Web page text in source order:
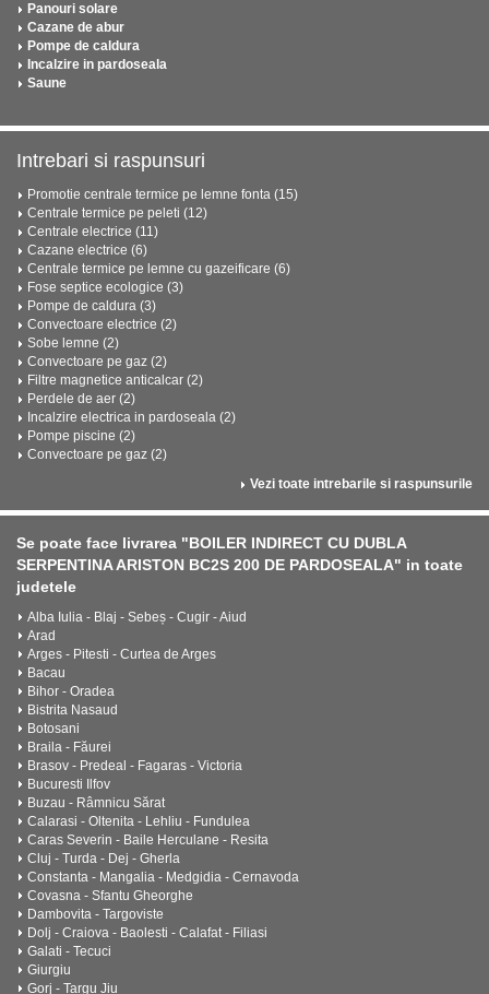
Panouri solare
Cazane de abur
Pompe de caldura
Incalzire in pardoseala
Saune
Intrebari si raspunsuri
Promotie centrale termice pe lemne fonta (15)
Centrale termice pe peleti (12)
Centrale electrice (11)
Cazane electrice (6)
Centrale termice pe lemne cu gazeificare (6)
Fose septice ecologice (3)
Pompe de caldura (3)
Convectoare electrice (2)
Sobe lemne (2)
Convectoare pe gaz (2)
Filtre magnetice anticalcar (2)
Perdele de aer (2)
Incalzire electrica in pardoseala (2)
Pompe piscine (2)
Convectoare pe gaz (2)
Vezi toate intrebarile si raspunsurile
Se poate face livrarea "BOILER INDIRECT CU DUBLA
SERPENTINA ARISTON BC2S 200 DE PARDOSEALA" in toate
judetele
Alba Iulia - Blaj - Sebeș - Cugir - Aiud
Arad
Arges - Pitesti - Curtea de Arges
Bacau
Bihor - Oradea
Bistrita Nasaud
Botosani
Braila - Făurei
Brasov - Predeal - Fagaras - Victoria
Bucuresti Ilfov
Buzau - Râmnicu Sărat
Calarasi - Oltenita - Lehliu - Fundulea
Caras Severin - Baile Herculane - Resita
Cluj - Turda - Dej - Gherla
Constanta - Mangalia - Medgidia - Cernavoda
Covasna - Sfantu Gheorghe
Dambovita - Targoviste
Dolj - Craiova - Baolesti - Calafat - Filiasi
Galati - Tecuci
Giurgiu
Gorj - Targu Jiu